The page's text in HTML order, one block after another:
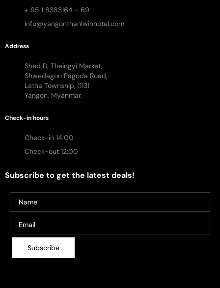
+ 95 1 8383164 ~ 69
info@yangonthanlwinhotel.com
Address
Shed D, Theingyi Market,
Shwedagon Pagoda Road,
Latha Township, 11131
Yangon, Myanmar.
Check-in hours
Check-in 14:00
Check-out 12:00
Subscribe to get the latest deals!